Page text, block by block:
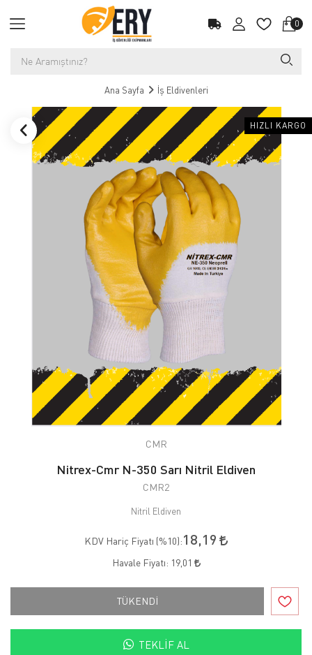
0
Ana Sayfa İş Eldivenleri
HIZLI KARGO
CMR
Nitrex-Cmr N-350 Sarı Nitril Eldiven
CMR2
Nitril Eldiven
KDV Hariç Fiyatı (%10):18,19
Havale Fiyatı: 19,01
TÜKENDİ
TEKLIF AL